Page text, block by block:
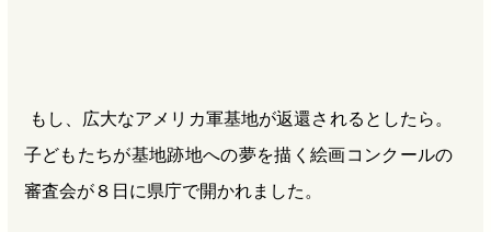
もし、広大なアメリカ軍基地が返還されるとしたら。
子どもたちが基地跡地への夢を描く絵画コンクールの
審査会が８日に県庁で開かれました。